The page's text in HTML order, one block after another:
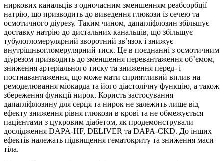
ниркових канальців з одночасним зменшенням реабсорбції
натрію, що призводить до виведення глюкози із сечею та
осмотичного діурезу. Таким чином, дапагліфлозин збільшує
доставку натрію до дистальних канальців, що збільшує
тубулогломерулярний зворотний зв’язок і знижує
внутрішньогломерулярний тиск. Це в поєднанні з осмотичним
діурезом призводить до зменшення перевантаження об’ємом,
зниження артеріального тиску та зниження перед- і
постнавантаження, що може мати сприятливий вплив на
ремоделювання міокарда та його діастолічну функцію, а також
збереження функції нирок. Користь застосування
дапагліфлозину для серця та нирок не залежить лише від
ефекту зниження рівня глюкози в крові та не обмежується
пацієнтами з цукровим діабетом, як продемонстрували
дослідження DAPA-HF, DELIVER та DAPA-CKD. До інших
ефектів належать підвищення гематокриту та зниження маси
тіла.